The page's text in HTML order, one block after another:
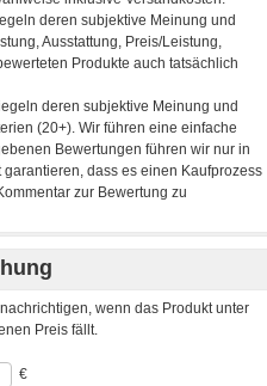
wenn das Produkt unter
Preis fällt.
€